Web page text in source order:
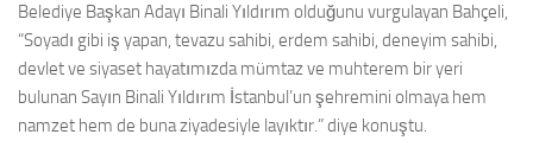
Belediye Başkan Adayı Binali Yıldırım olduğunu vurgulayan Bahçeli,
“Soyadı gibi iş yapan, tevazu sahibi, erdem sahibi, deneyim sahibi,
devlet ve siyaset hayatımızda mümtaz ve muhterem bir yeri
bulunan Sayın Binali Yıldırım İstanbul’un şehremini olmaya hem
namzet hem de buna ziyadesiyle layıktır.” diye konuştu.